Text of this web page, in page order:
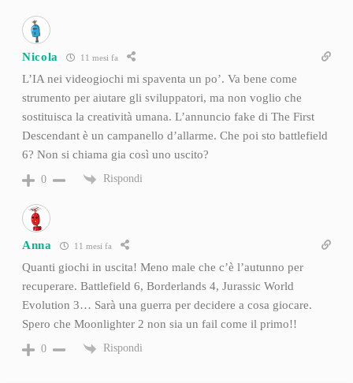
Nicola 11 mesi fa
L’IA nei videogiochi mi spaventa un po’. Va bene come
strumento per aiutare gli sviluppatori, ma non voglio che
sostituisca la creatività umana. L’annuncio fake di The First
Descendant è un campanello d’allarme. Che poi sto battlefield
6? Non si chiama gia così uno uscito?
0 Rispondi
Anna 11 mesi fa
Quanti giochi in uscita! Meno male che c’è l’autunno per
recuperare. Battlefield 6, Borderlands 4, Jurassic World
Evolution 3… Sarà una guerra per decidere a cosa giocare.
Spero che Moonlighter 2 non sia un fail come il primo!!
0 Rispondi